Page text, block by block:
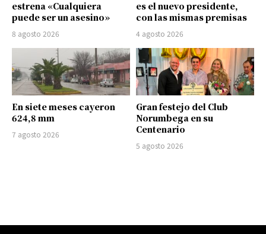
estrena «Cualquiera
puede ser un asesino»
8 agosto 2026
es el nuevo presidente,
con las mismas premisas
4 agosto 2026
En siete meses cayeron
624,8 mm
7 agosto 2026
Gran festejo del Club
Norumbega en su
Centenario
5 agosto 2026